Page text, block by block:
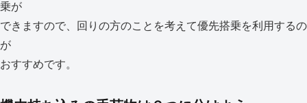
乗が
できますので、回りの方のことを考えて優先搭乗を利用するの
が
おすすめです。